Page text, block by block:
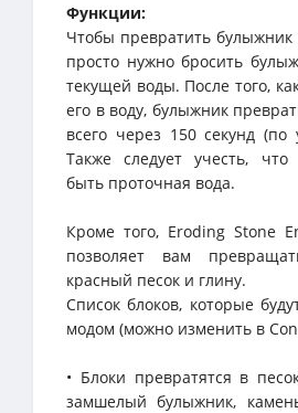
Функции:
Чтобы превратить булыжник
просто нужно бросить
текущей воды. После того,
его в воду, булыжник
всего через 150 секунд (по
Также следует учесть,
быть проточная вода.
Кроме того, Eroding Stone
позволяет вам
красный песок и глину.
Список блоков, которые
модом (можно изменить в
• Блоки превратятся в
замшелый булыжник,